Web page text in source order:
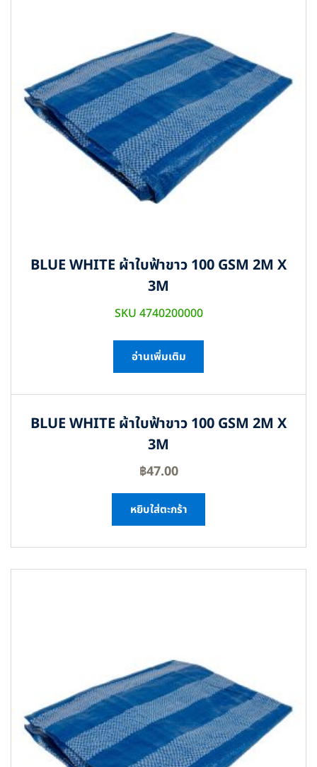
BLUE WHITE ผ้าใบฟ้าขาว 100 GSM 2M X
3M
SKU 4740200000
อ่านเพิ่มเติม
BLUE WHITE ผ้าใบฟ้าขาว 100 GSM 2M X
3M
฿47.00
หยิบใส่ตะกร้า